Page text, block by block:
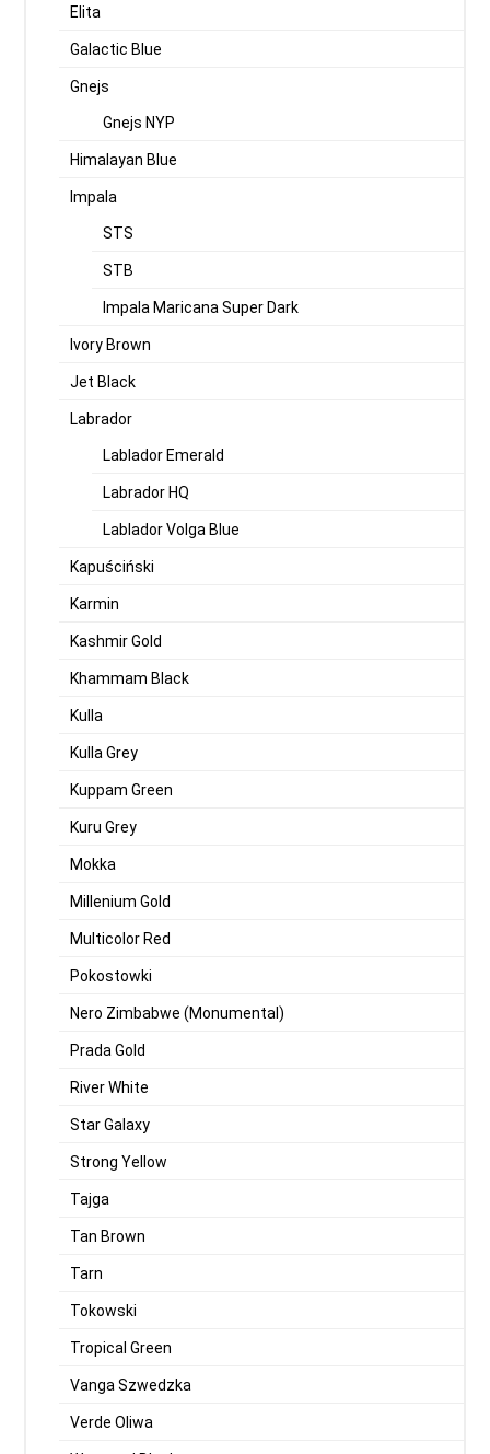
Elita
Galactic Blue
Gnejs
Gnejs NYP
Himalayan Blue
Impala
STS
STB
Impala Maricana Super Dark
Ivory Brown
Jet Black
Labrador
Lablador Emerald
Labrador HQ
Lablador Volga Blue
Kapuściński
Karmin
Kashmir Gold
Khammam Black
Kulla
Kulla Grey
Kuppam Green
Kuru Grey
Mokka
Millenium Gold
Multicolor Red
Pokostowki
Nero Zimbabwe (Monumental)
Prada Gold
River White
Star Galaxy
Strong Yellow
Tajga
Tan Brown
Tarn
Tokowski
Tropical Green
Vanga Szwedzka
Verde Oliwa